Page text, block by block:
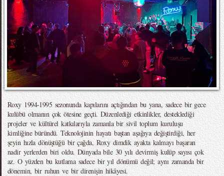
Roxy 1994-1995 sezonunda kapılarını açtığından bu yana, sadece bir gece
kulübü olmanın çok ötesine geçti. Düzenlediği etkinlikler, desteklediği
projeler ve kültürel katkılarıyla zamanla bir sivil toplum kuruluşu
kimliğine büründü. Teknolojinin hayatı baştan aşağıya değiştirdiği, her
şeyin hızla dönüştüğü bir çağda, Roxy dimdik ayakta kalmayı başaran
nadir yerlerden biri oldu. Dünyada bile 30 yılı devirmiş kulüp sayısı çok
az. O yüzden bu kutlama sadece bir yıl dönümü değil; aynı zamanda bir
dönemin, bir ruhun ve bir direnişin hikâyesi.